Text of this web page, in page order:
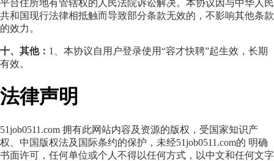
平台住所地有管辖权的人民法院诉讼解决。本协议因与中华人民
共和国现行法律相抵触而导致部分条款无效的，不影响其他条款
的效力。
十、其他： 1、本协议自用户登录使用“容才快聘”起生效，长期
有效。
法律声明
51job0511.com 拥有此网站内容及资源的版权，受国家知识产
权、中国版权法及国际条约的保护，未经51job0511.com的 明确
书面许可，任何单位或个人不得以任何方式，以中文和任何文字